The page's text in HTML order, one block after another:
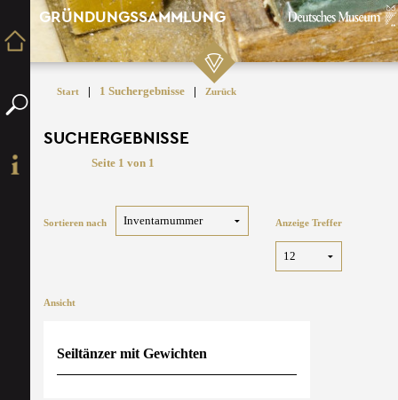
GRÜNDUNGSSAMMLUNG
Start | 1 Suchergebnisse | Zurück
SUCHERGEBNISSE
Seite 1 von 1
Sortieren nach Anzeige Treffer
Ansicht
Seiltänzer mit Gewichten